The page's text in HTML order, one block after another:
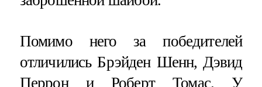
Помимо него за победителей
отличились Брэйден Шенн, Дэвид
Перрон и Роберт Томас. У